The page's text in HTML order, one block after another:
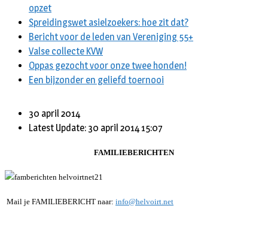
opzet
Spreidingswet asielzoekers: hoe zit dat?
Bericht voor de leden van Vereniging 55+
Valse collecte KVW
Oppas gezocht voor onze twee honden!
Een bijzonder en geliefd toernooi
30 april 2014
Latest Update: 30 april 2014 15:07
FAMILIEBERICHTEN
Mail je FAMILIEBERICHT naar: info@helvoirt.net